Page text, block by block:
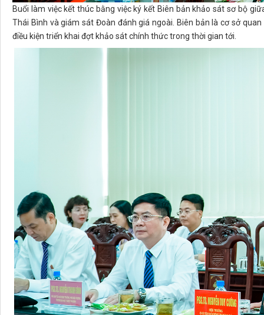
Buổi làm việc kết thúc bằng việc ký kết Biên bản khảo sát sơ bộ
Thái Bình và giám sát Đoàn đánh giá ngoài. Biên bản là cơ sở
điều kiện triển khai đợt khảo sát chính thức trong thời gian tới.